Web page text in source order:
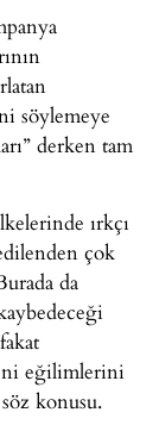
söylemeye
derken tam
ırkçı
çok
da
eğilimlerini
konusu.